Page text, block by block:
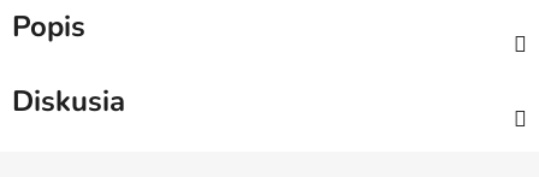
Popis
Diskusia